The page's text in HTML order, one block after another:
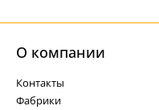
О компании
Контакты
Фабрики